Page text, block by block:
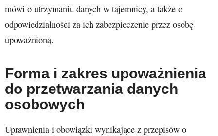
mówi o utrzymaniu danych w tajemnicy, a także o
odpowiedzialności za ich zabezpieczenie przez osobę
upoważnioną.
Forma i zakres upoważnienia
do przetwarzania danych
osobowych
Uprawnienia i obowiązki wynikające z przepisów o